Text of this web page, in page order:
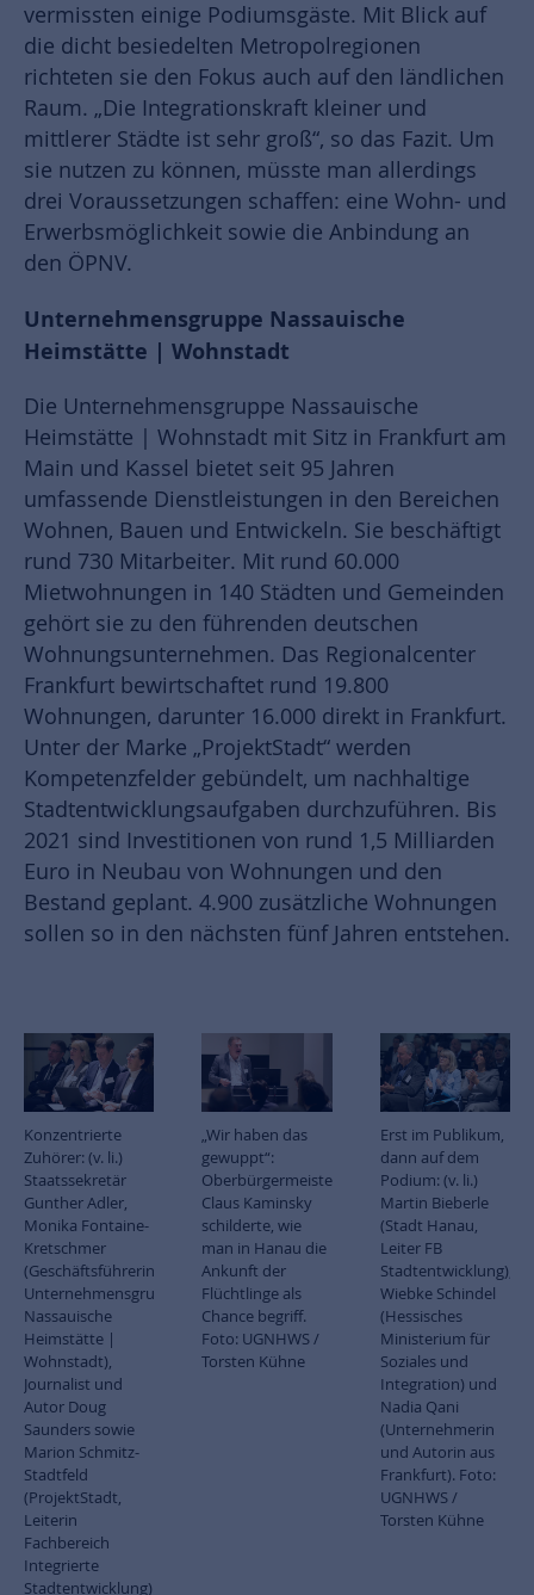
vermissten einige Podiumsgäste. Mit Blick auf
die dicht besiedelten Metropolregionen
richteten sie den Fokus auch auf den ländlichen
Raum. „Die Integrationskraft kleiner und
mittlerer Städte ist sehr groß“, so das Fazit. Um
sie nutzen zu können, müsste man allerdings
drei Voraussetzungen schaffen: eine Wohn- und
Erwerbsmöglichkeit sowie die Anbindung an
den ÖPNV.
Unternehmensgruppe Nassauische
Heimstätte | Wohnstadt
Die Unternehmensgruppe Nassauische
Heimstätte | Wohnstadt mit Sitz in Frankfurt am
Main und Kassel bietet seit 95 Jahren
umfassende Dienstleistungen in den Bereichen
Wohnen, Bauen und Entwickeln. Sie beschäftigt
rund 730 Mitarbeiter. Mit rund 60.000
Mietwohnungen in 140 Städten und Gemeinden
gehört sie zu den führenden deutschen
Wohnungsunternehmen. Das Regionalcenter
Frankfurt bewirtschaftet rund 19.800
Wohnungen, darunter 16.000 direkt in Frankfurt.
Unter der Marke „ProjektStadt“ werden
Kompetenzfelder gebündelt, um nachhaltige
Stadtentwicklungsaufgaben durchzuführen. Bis
2021 sind Investitionen von rund 1,5 Milliarden
Euro in Neubau von Wohnungen und den
Bestand geplant. 4.900 zusätzliche Wohnungen
sollen so in den nächsten fünf Jahren entstehen.
Konzentrierte
Zuhörer: (v. li.)
Staatssekretär
Gunther Adler,
Monika Fontaine-
Kretschmer
(Geschäftsführerin
Unternehmensgruppe
Nassauische
Heimstätte |
Wohnstadt),
Journalist und
Autor Doug
Saunders sowie
Marion Schmitz-
Stadtfeld
(ProjektStadt,
Leiterin
Fachbereich
Integrierte
Stadtentwicklung).
„Wir haben das
gewuppt“:
Oberbürgermeister
Claus Kaminsky
schilderte, wie
man in Hanau die
Ankunft der
Flüchtlinge als
Chance begriff.
Foto: UGNHWS /
Torsten Kühne
Erst im Publikum,
dann auf dem
Podium: (v. li.)
Martin Bieberle
(Stadt Hanau,
Leiter FB
Stadtentwicklung),
Wiebke Schindel
(Hessisches
Ministerium für
Soziales und
Integration) und
Nadia Qani
(Unternehmerin
und Autorin aus
Frankfurt). Foto:
UGNHWS /
Torsten Kühne